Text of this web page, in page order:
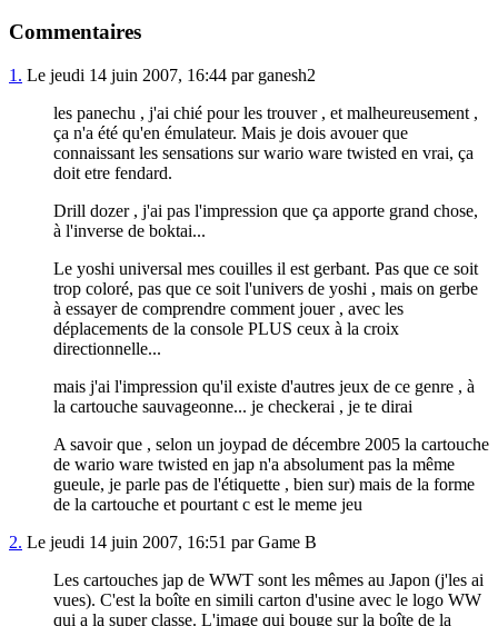
Commentaires
1. Le jeudi 14 juin 2007, 16:44 par ganesh2
les panechu , j'ai chié pour les trouver , et malheureusement ,
ça n'a été qu'en émulateur. Mais je dois avouer que
connaissant les sensations sur wario ware twisted en vrai, ça
doit etre fendard.
Drill dozer , j'ai pas l'impression que ça apporte grand chose,
à l'inverse de boktai...
Le yoshi universal mes couilles il est gerbant. Pas que ce soit
trop coloré, pas que ce soit l'univers de yoshi , mais on gerbe
à essayer de comprendre comment jouer , avec les
déplacements de la console PLUS ceux à la croix
directionnelle...
mais j'ai l'impression qu'il existe d'autres jeux de ce genre , à
la cartouche sauvageonne... je checkerai , je te dirai
A savoir que , selon un joypad de décembre 2005 la cartouche
de wario ware twisted en jap n'a absolument pas la même
gueule, je parle pas de l'étiquette , bien sur) mais de la forme
de la cartouche et pourtant c est le meme jeu
2. Le jeudi 14 juin 2007, 16:51 par Game B
Les cartouches jap de WWT sont les mêmes au Japon (j'les ai
vues). C'est la boîte en simili carton d'usine avec le logo WW
qui a la super classe. L'image qui bouge sur la boîte de la